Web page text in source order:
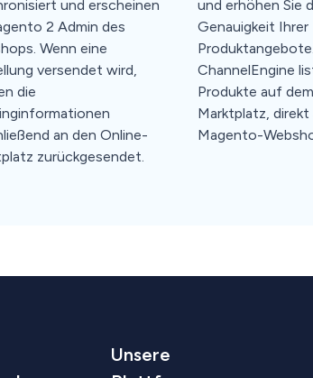
und erscheinen
2 Admin des
Wenn eine
versendet wird,
die
an den Online-
zurückgesendet.
und erhöhen Sie
Genauigkeit Ihrer
Produktangebote.
ChannelEngine
Produkte auf
Marktplatz, direkt
Magento-
Unsere